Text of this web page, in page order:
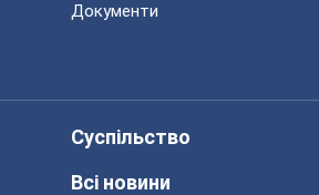
Документи
Суспільство
Всі новини